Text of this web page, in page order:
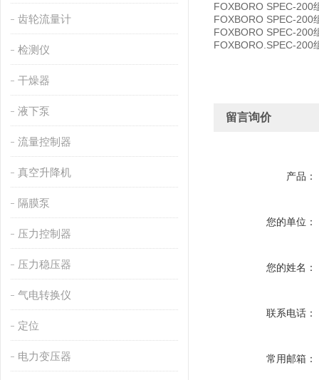
齿轮流量计
检测仪
干燥器
液下泵
流量控制器
真空升降机
隔膜泵
压力控制器
压力稳压器
气电转换仪
定位
电力变压器
FOXBORO SPEC-200
FOXBORO SPEC-200
FOXBORO SPEC-200
FOXBORO.SPEC-200
留言询价
产品：
您的单位：
您的姓名：
联系电话：
常用邮箱：